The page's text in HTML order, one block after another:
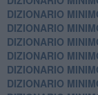
DIZIONARIO
DIZIONARIO
DIZIONARIO
DIZIONARIO
DIZIONARIO
​DIZIONARIO